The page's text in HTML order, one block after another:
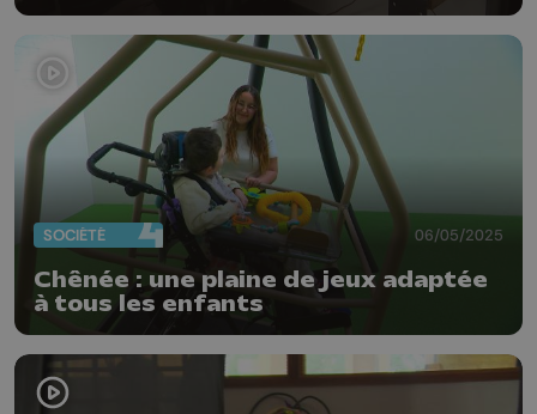
SOCIÉTÉ 06/05/2025
Chênée : une plaine de jeux adaptée
à tous les enfants